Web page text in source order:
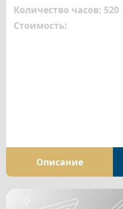
Количество часов: 520
Стоимость:
Описание